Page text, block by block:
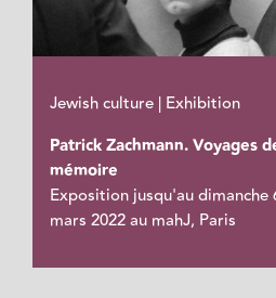
Jewish culture | Exhibition
Patrick Zachmann. Voyages
mémoire
Exposition jusqu'au dimanche
mars 2022 au mahJ, Paris